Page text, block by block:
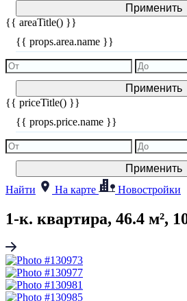
Применить
{{ areaTitle() }}
{{ props.area.name }}
Применить
{{ priceTitle() }}
{{ props.price.name }}
Применить
Найти
На карте Новостройки
1-к. квартира, 46.4 м²,